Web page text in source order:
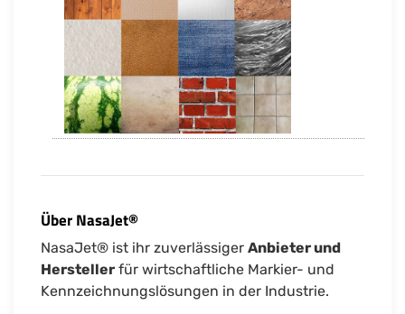
Über NasaJet®
NasaJet® ist ihr zuverlässiger Anbieter und
Hersteller für wirtschaftliche Markier- und
Kennzeichnungslösungen in der Industrie.